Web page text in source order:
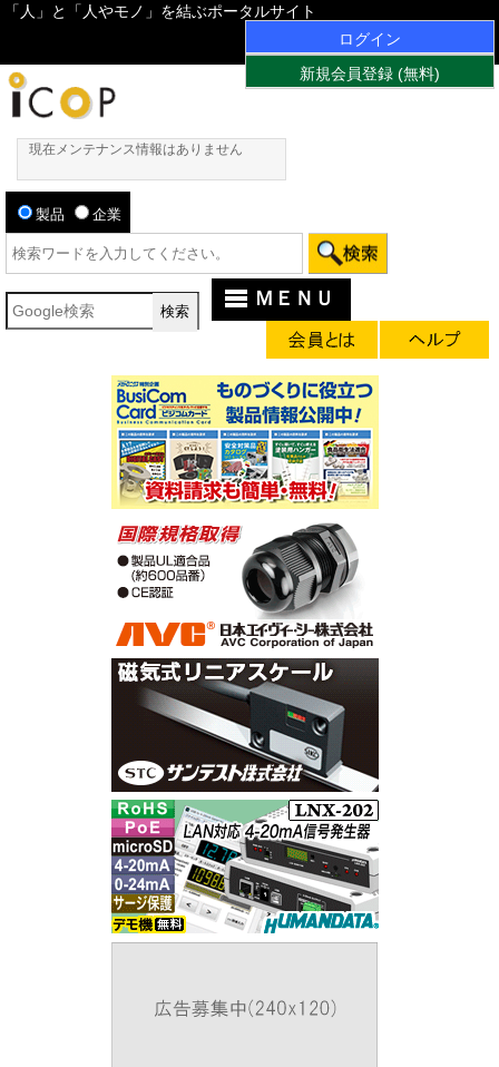
「人」と「人やモノ」を結ぶポータルサイト
ログイン
新規会員登録 (無料)
現在メンテナンス情報はありません
製品 企業
ＭＥＮＵ